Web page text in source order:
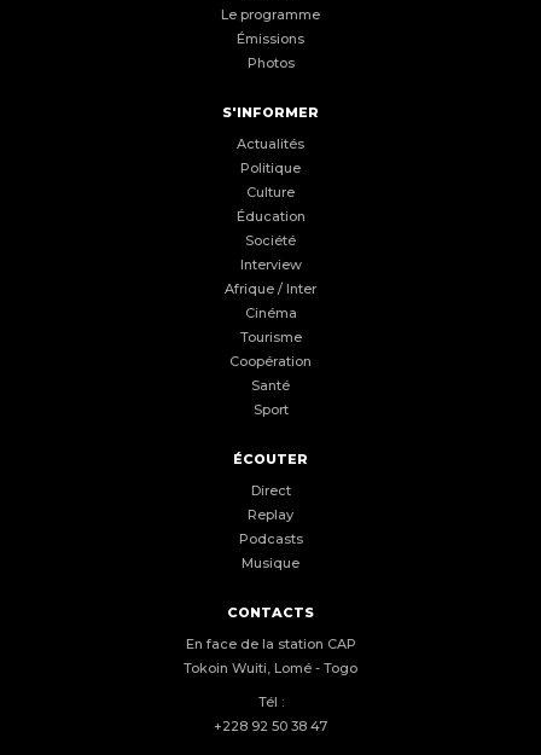
Le programme
Émissions
Photos
S'INFORMER
Actualités
Politique
Culture
Éducation
Société
Interview
Afrique / Inter
Cinéma
Tourisme
Coopération
Santé
Sport
ÉCOUTER
Direct
Replay
Podcasts
Musique
CONTACTS
En face de la station CAP
Tokoin Wuiti, Lomé - Togo
Tél :
+228 92 50 38 47